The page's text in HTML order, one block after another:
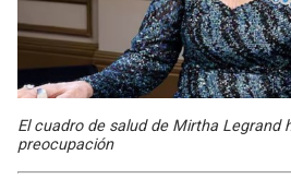
El cuadro de salud de Mirtha Legrand
preocupación